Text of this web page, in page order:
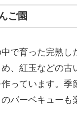
ご園
で育った完熟し
、紅玉などの
っています。
バーベキュー